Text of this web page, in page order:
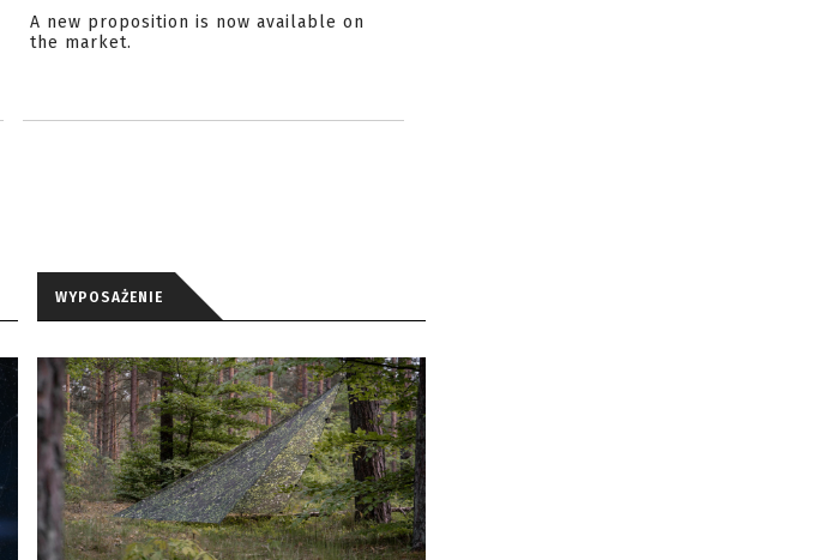
A new proposition is now available on
the market.
WYPOSAŻENIE